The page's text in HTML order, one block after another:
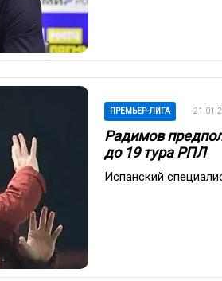
ПРЕМЬЕР-ЛИГА
Радимов
до 19 тура РПЛ
Испанский